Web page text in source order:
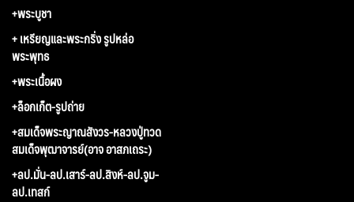
+พระบูชา
+ เหรียญและพระกริ่ง รูปหล่อ
พระพุทธ
+พระเนื้อผง
+ล็อกเก็ต-รูปถ่าย
+สมเด็จพระญาณสังวร-หลวงปู่ทวด
สมเด็จพุฒาจารย์(อาจ อาสภเถระ)
+ลป.มั่น-ลป.เสาร์-ลป.สิงห์-ลป.จูม-
ลป.เทสก์